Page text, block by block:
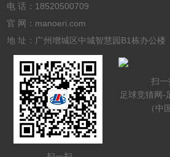
电 话： 18520500709
官 网：manoeri.com
地 址：广州增城区中城智慧园B1栋办公楼
扫一
足球竞猜网-
（中